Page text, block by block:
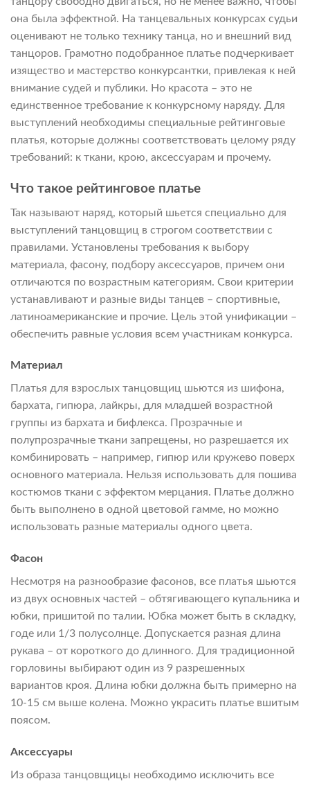
она была эффектной. На танцевальных конкурсах судьи
оценивают не только технику танца, но и внешний вид
танцоров. Грамотно подобранное платье подчеркивает
изящество и мастерство конкурсантки, привлекая к ней
внимание судей и публики. Но красота – это не
единственное требование к конкурсному наряду. Для
выступлений необходимы специальные рейтинговые
платья, которые должны соответствовать целому ряду
требований: к ткани, крою, аксессуарам и прочему.
Что такое рейтинговое платье
Так называют наряд, который шьется специально для
выступлений танцовщиц в строгом соответствии с
правилами. Установлены требования к выбору
материала, фасону, подбору аксессуаров, причем они
отличаются по возрастным категориям. Свои критерии
устанавливают и разные виды танцев – спортивные,
латиноамериканские и прочие. Цель этой унификации –
обеспечить равные условия всем участникам конкурса.
Материал
Платья для взрослых танцовщиц шьются из шифона,
бархата, гипюра, лайкры, для младшей возрастной
группы из бархата и бифлекса. Прозрачные и
полупрозрачные ткани запрещены, но разрешается их
комбинировать – например, гипюр или кружево поверх
основного материала. Нельзя использовать для пошива
костюмов ткани с эффектом мерцания. Платье должно
быть выполнено в одной цветовой гамме, но можно
использовать разные материалы одного цвета.
Фасон
Несмотря на разнообразие фасонов, все платья шьются
из двух основных частей – обтягивающего купальника и
юбки, пришитой по талии. Юбка может быть в складку,
годе или 1/3 полусолнце. Допускается разная длина
рукава – от короткого до длинного. Для традиционной
горловины выбирают один из 9 разрешенных
вариантов кроя. Длина юбки должна быть примерно на
10-15 см выше колена. Можно украсить платье вшитым
поясом.
Аксессуары
Из образа танцовщицы необходимо исключить все